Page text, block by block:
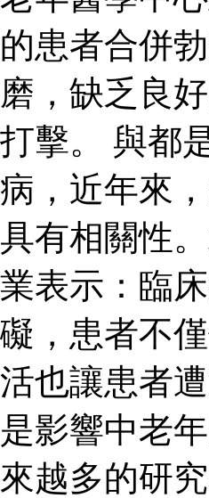
的患者合併
磨，缺乏良
打擊。 與都
病，近年來
具有相關性
業表示：臨
礙，患者不
活也讓患者
是影響中老
來越多的研